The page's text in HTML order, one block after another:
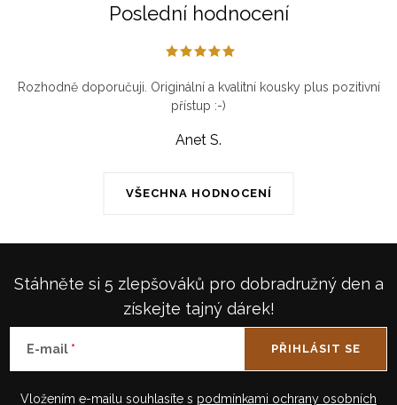
Poslední hodnocení
VŠECHNA HODNOCENÍ
Rozhodně doporučuji. Originální a kvalitní kousky plus pozitivní
přístup :-)
Anet S.
Stáhněte si 5 zlepšováků pro dobradružný den a
získejte tajný dárek!
E-mail
Vložením e-mailu souhlasíte s podmínkami ochrany osobních
PŘIHLÁSIT SE